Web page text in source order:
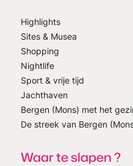
Highlights
Sites & Musea
Shopping
Nightlife
Sport & vrije tijd
Jachthaven
Bergen (Mons) met het
De streek van Bergen
Waar te slapen ?